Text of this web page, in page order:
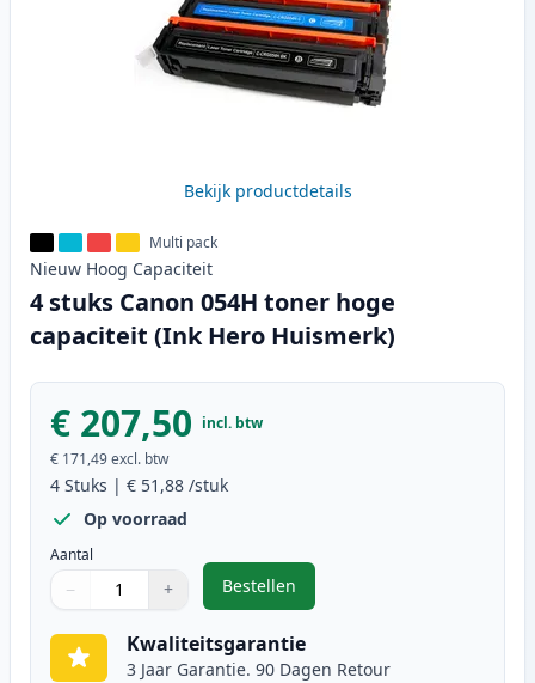
Bekijk productdetails
Multi pack
Nieuw Hoog Capaciteit
4 stuks Canon 054H toner hoge
capaciteit (Ink Hero Huismerk)
€ 207,50 incl. btw
€ 171,49excl. btw
4 Stuks | € 51,88 /stuk
Op voorraad
Aantal
Gebruik de knoppen om aan te passen
− +
1
Bestellen
,4 stuks Canon 054H toner hoge
Kwaliteitsgarantie
3 Jaar Garantie. 90 Dagen Retour